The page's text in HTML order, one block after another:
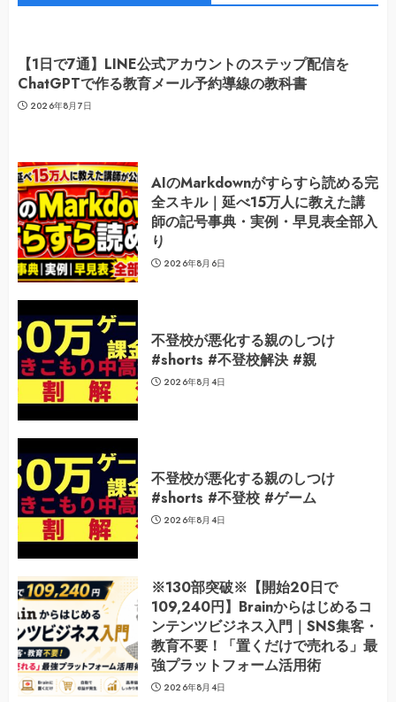
【1日で7通】LINE公式アカウントのステップ配信を
ChatGPTで作る教育メール予約導線の教科書
2026年8月7日
AIのMarkdownがすらすら読める完
全スキル｜延べ15万人に教えた講
師の記号事典・実例・早見表全部入
り
2026年8月6日
不登校が悪化する親のしつけ
#shorts #不登校解決 #親
2026年8月4日
不登校が悪化する親のしつけ
#shorts #不登校 #ゲーム
2026年8月4日
※130部突破※【開始20日で
109,240円】Brainからはじめるコ
ンテンツビジネス入門｜SNS集客・
教育不要！「置くだけで売れる」最
強プラットフォーム活用術
2026年8月4日